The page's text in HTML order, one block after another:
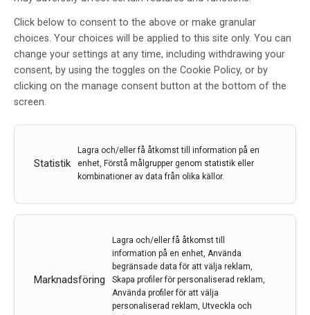
Click below to consent to the above or make granular
choices. Your choices will be applied to this site only. You can
change your settings at any time, including withdrawing your
consent, by using the toggles on the Cookie Policy, or by
clicking on the manage consent button at the bottom of the
screen.
Statistik
Lagra och/eller få åtkomst till information på en
enhet, Förstå målgrupper genom statistik eller
kombinationer av data från olika källor.
Marknadsföring
Lagra och/eller få åtkomst till
information på en enhet, Använda
begränsade data för att välja reklam,
Skapa profiler för personaliserad reklam,
Använda profiler för att välja
personaliserad reklam, Utveckla och
Inom medicinsk forskning görs betydande insatser
med att kartlägga genomet för att patienter med
sällsynta sjukdomar ska kunna få en diagnos. Genom
ny teknologi får vi svaret på flera tidigare olösta gåtor.